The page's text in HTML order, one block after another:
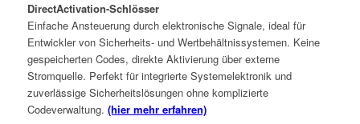
DirectActivation-Schlösser
Einfache Ansteuerung durch elektronische Signale, ideal für
Entwickler von Sicherheits- und Wertbehältnissystemen. Keine
gespeicherten Codes, direkte Aktivierung über externe
Stromquelle. Perfekt für integrierte Systemelektronik und
zuverlässige Sicherheitslösungen ohne komplizierte
Codeverwaltung. (hier mehr erfahren)